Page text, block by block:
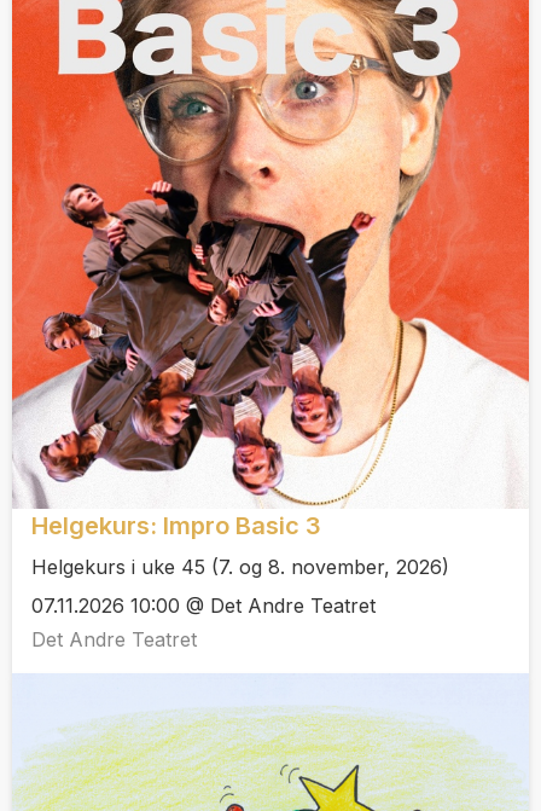
Helgekurs: Impro Basic 3
Helgekurs i uke 45 (7. og 8. november, 2026)
07.11.2026 10:00 @ Det Andre Teatret
Det Andre Teatret